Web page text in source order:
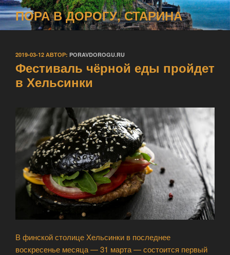
Перейти
к
содержимому
ПОРА В ДОРОГУ, СТАРИНА
ОПУБЛИКОВАНО
2019-03-12 АВТОР: PORAVDOROGU.RU
Фестиваль чёрной еды пройдет
в Хельсинки
В финской столице Хельсинки в последнее
воскресенье месяца — 31 марта — состоится первый